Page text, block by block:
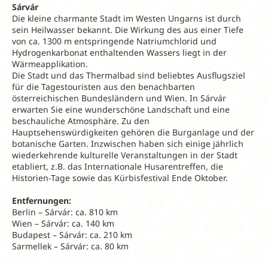
Sárvár
Die kleine charmante Stadt im Westen Ungarns ist durch
sein Heilwasser bekannt. Die Wirkung des aus einer Tiefe
von ca. 1300 m entspringende Natriumchlorid und
Hydrogenkarbonat enthaltenden Wassers liegt in der
Wärmeapplikation.
Die Stadt und das Thermalbad sind beliebtes Ausflugsziel
für die Tagestouristen aus den benachbarten
österreichischen Bundesländern und Wien. In Sárvár
erwarten Sie eine wunderschöne Landschaft und eine
beschauliche Atmosphäre. Zu den
Hauptsehenswürdigkeiten gehören die Burganlage und der
botanische Garten. Inzwischen haben sich einige jährlich
wiederkehrende kulturelle Veranstaltungen in der Stadt
etabliert, z.B. das Internationale Husarentreffen, die
Historien-Tage sowie das Kürbisfestival Ende Oktober.
Entfernungen:
Berlin – Sárvár: ca. 810 km
Wien – Sárvár: ca. 140 km
Budapest – Sárvár: ca. 210 km
Sarmellek – Sárvár: ca. 80 km